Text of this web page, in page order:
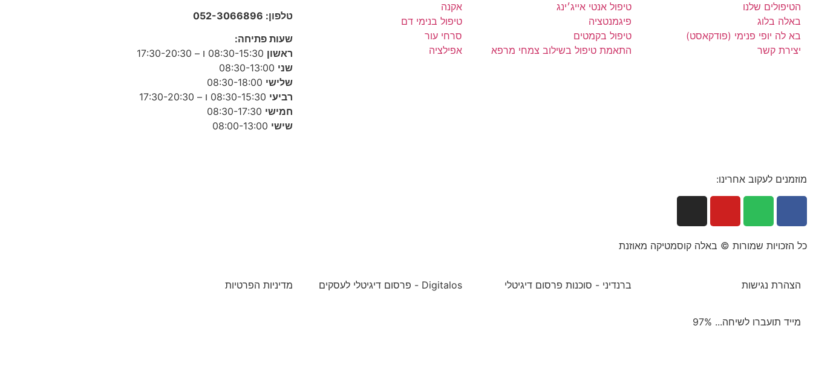
הטיפולים שלנו
באלה בלוג
בא לה יופי פנימי (פודקאסט)
יצירת קשר
טיפול אנטי אייג׳ינג
פיגמנטציה
טיפול בקמטים
התאמת טיפול בשילוב צמחי מרפא
אקנה
טיפול בנימי דם
סרחי עור
אפילציה
טלפון: 052-3066896
שעות פתיחה:
ראשון
שני
שלישי
רביעי
חמישי
שישי
מוזמנים לעקוב אחרינו:
כל הזכויות שמורות © באלה קוסמטיקה מאוזנת
הצהרת נגישות ברנדיני - סוכנות פרסום דיגיטלי Digitalos - פרסום דיגיטלי לעסקים מדיניות הפרטיות
מייד תועברו לשיחה... 97%